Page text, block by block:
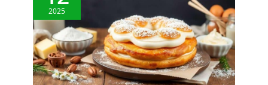
International Ltd, édition
Home and Garden 2019,
valeur de la marque en
magasin (RSP), données
2018 Fabriqué en France
2025